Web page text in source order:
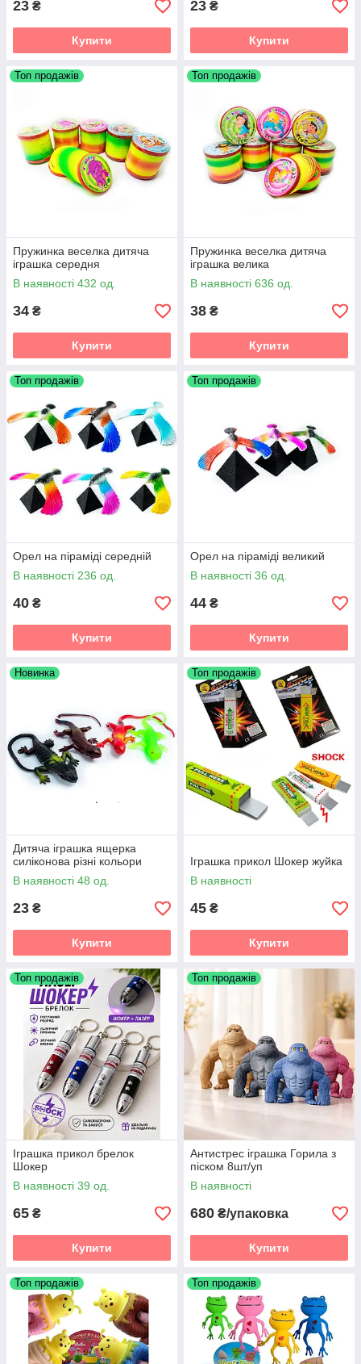
23 ₴
Купити
23 ₴
Купити
Топ продажів
Пружинка веселка дитяча
іграшка середня
В наявності 432 од.
34 ₴
Купити
Топ продажів
Пружинка веселка дитяча
іграшка велика
В наявності 636 од.
38 ₴
Купити
Топ продажів
Орел на піраміді середній
В наявності 236 од.
40 ₴
Купити
Топ продажів
Орел на піраміді великий
В наявності 36 од.
44 ₴
Купити
Новинка
Дитяча іграшка ящерка
силіконова різні кольори
В наявності 48 од.
23 ₴
Купити
Топ продажів
Іграшка прикол Шокер жуйка
В наявності
45 ₴
Купити
Топ продажів
Іграшка прикол брелок
Шокер
В наявності 39 од.
65 ₴
Купити
Топ продажів
Антистрес іграшка Горила з
піском 8шт/уп
В наявності
680 ₴/упаковка
Купити
Топ продажів Топ продажів